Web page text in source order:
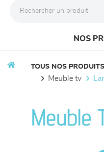
NOS
séjours
TOUS NOS PRODUITS
meuble tv
Meuble